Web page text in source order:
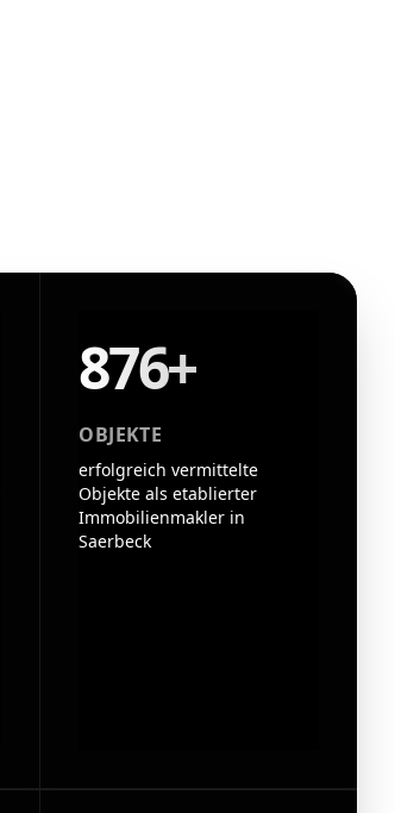
876+
OBJEKTE
erfolgreich vermittelte
Objekte als etablierter
Immobilienmakler in
Saerbeck